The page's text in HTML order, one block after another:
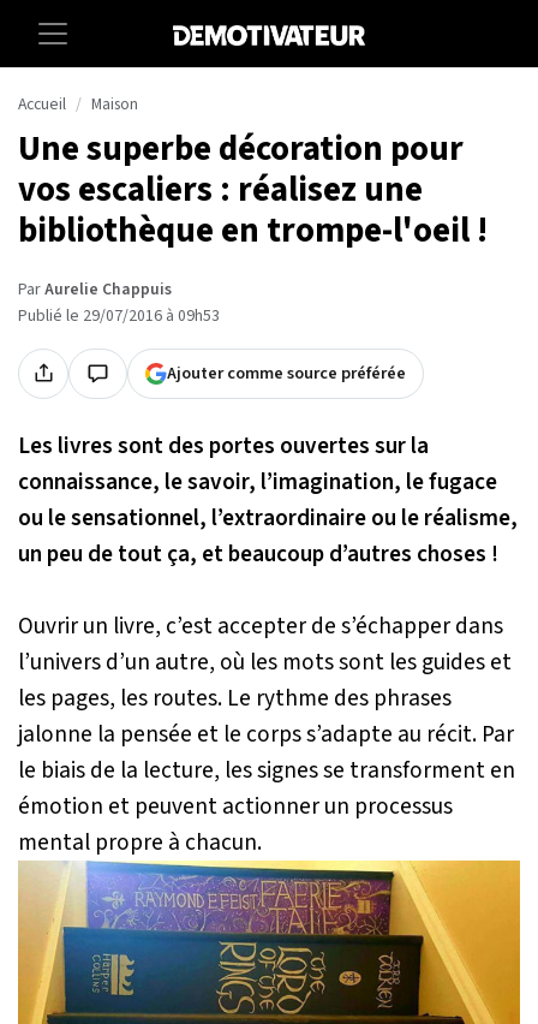
Accueil Maison
Une superbe décoration pour
vos escaliers : réalisez une
bibliothèque en trompe-l'oeil !
ParAurelie Chappuis
Publié le 29/07/2016 à 09h53
Ajouter comme source préférée
Les livres sont des portes ouvertes sur la
connaissance, le savoir, l’imagination, le fugace
ou le sensationnel, l’extraordinaire ou le réalisme,
un peu de tout ça, et beaucoup d’autres choses !
Ouvrir un livre, c’est accepter de s’échapper dans
l’univers d’un autre, où les mots sont les guides et
les pages, les routes. Le rythme des phrases
jalonne la pensée et le corps s’adapte au récit. Par
le biais de la lecture, les signes se transforment en
émotion et peuvent actionner un processus
mental propre à chacun.